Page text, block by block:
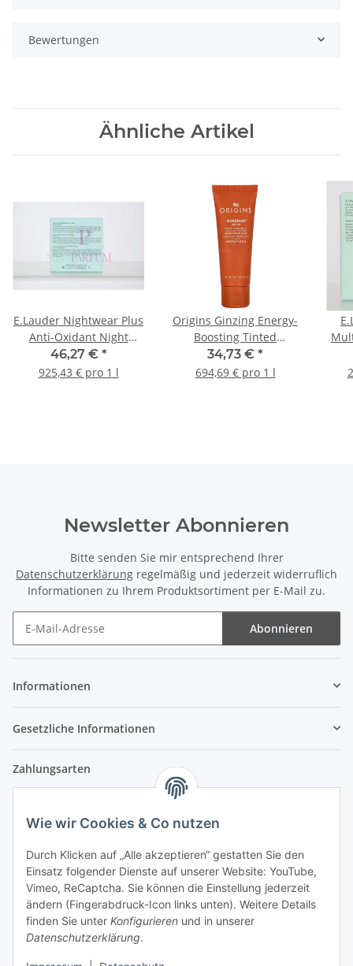
Wie wir Cookies & Co nutzen
Durch Klicken auf „Alle akzeptieren“ gestatten Sie den
Einsatz folgender Dienste auf unserer Website: YouTube,
Vimeo, ReCaptcha. Sie können die Einstellung jederzeit
ändern (Fingerabdruck-Icon links unten). Weitere Details
finden Sie unter Konfigurieren und in unserer
Datenschutzerklärung.
Bewertungen
Ähnliche Artikel
E.Lauder Nightwear Plus
Anti-Oxidant Night
Detox Creme 50ml
46,27 € *
925,43 € pro 1 l
Origins Ginzing Energy-
Boosting Tinted
Moisturizer SPF40 50ml
34,73 € *
694,69 € pro 1 l
Newsletter Abonnieren
Bitte senden Sie mir entsprechend Ihrer
Datenschutzerklärung regelmäßig und jederzeit widerruflich
Informationen zu Ihrem Produktsortiment per E-Mail zu.
Abonnieren
Informationen
Gesetzliche Informationen
Zahlungsarten
Versandpartner
Partner